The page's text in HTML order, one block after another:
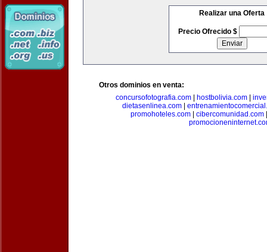
Realizar una Oferta
Precio Ofrecido $
Otros dominios en venta:
concursofotografia.com| hostbolivia.com|
dietasenlinea.com|
promohoteles.com
cibercomunidad.com